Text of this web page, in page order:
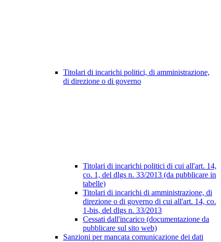
Titolari di incarichi politici, di amministrazione,
di direzione o di governo
Titolari di incarichi politici di cui all'art. 14,
co. 1, del dlgs n. 33/2013 (da pubblicare in
tabelle)
Titolari di incarichi di amministrazione, di
direzione o di governo di cui all'art. 14, co.
1-bis, del dlgs n. 33/2013
Cessati dall'incarico (documentazione da
pubblicare sul sito web)
Sanzioni per mancata comunicazione dei dati